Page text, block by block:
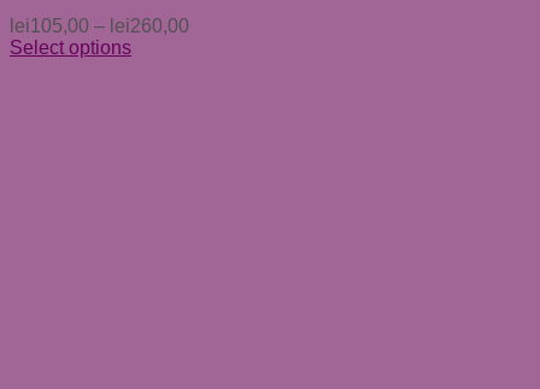
lei105,00 – lei260,00
Select options